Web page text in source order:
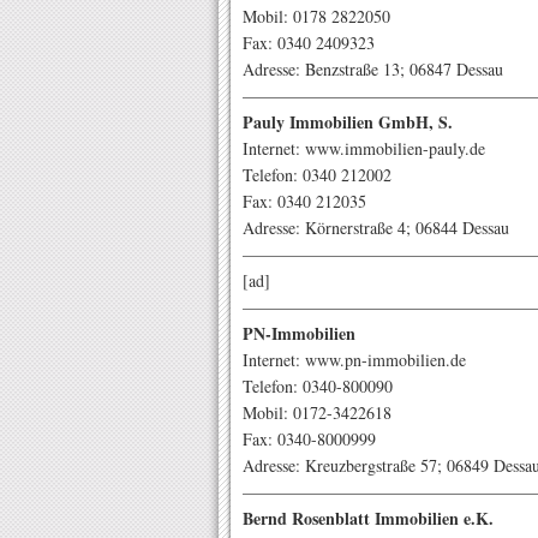
Mobil: 0178 2822050
Fax: 0340 2409323
Adresse: Benzstraße 13; 06847 Dessau
Pauly Immobilien GmbH, S.
Internet: www.immobilien-pauly.de
Telefon: 0340 212002
Fax: 0340 212035
Adresse: Körnerstraße 4; 06844 Dessau
[ad]
PN-Immobilien
Internet: www.pn-immobilien.de
Telefon: 0340-800090
Mobil: 0172-3422618
Fax: 0340-8000999
Adresse: Kreuzbergstraße 57; 06849
Bernd Rosenblatt Immobilien e.K.